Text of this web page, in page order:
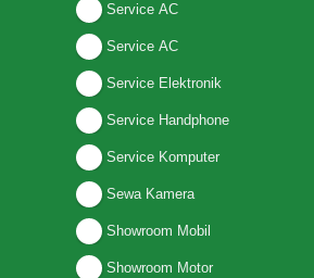
Service AC
Service AC
Service Elektronik
Service Handphone
Service Komputer
Sewa Kamera
Showroom Mobil
Showroom Motor